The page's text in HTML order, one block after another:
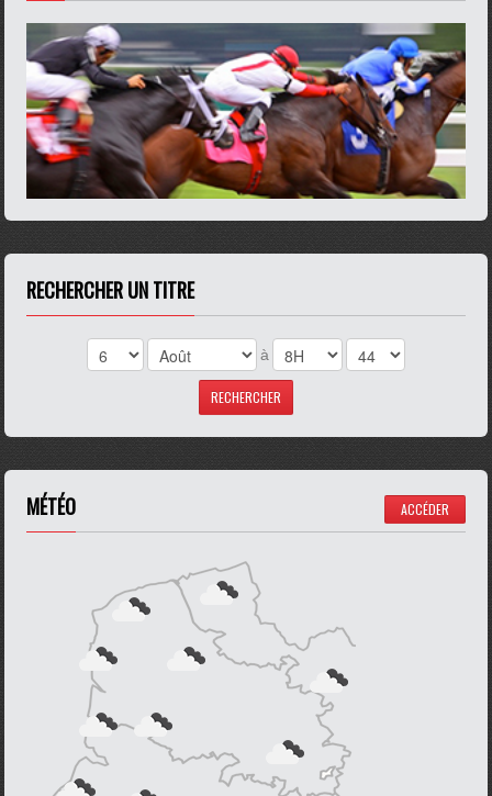
RECHERCHER UN TITRE
à
MÉTÉO ACCÉDER